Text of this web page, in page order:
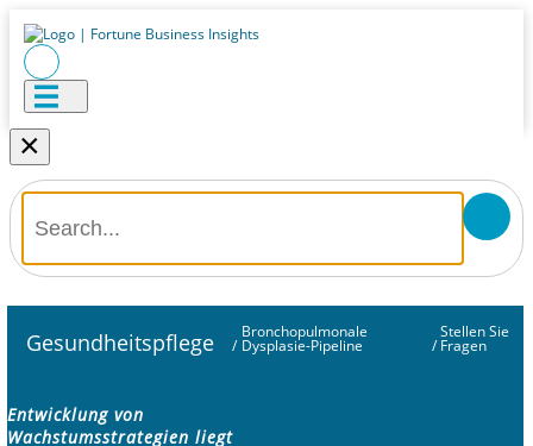
×
Gesundheitspflege /
Bronchopulmonale
Dysplasie-Pipeline /
Stellen Sie
Fragen
Entwicklung von
Wachstumsstrategien liegt